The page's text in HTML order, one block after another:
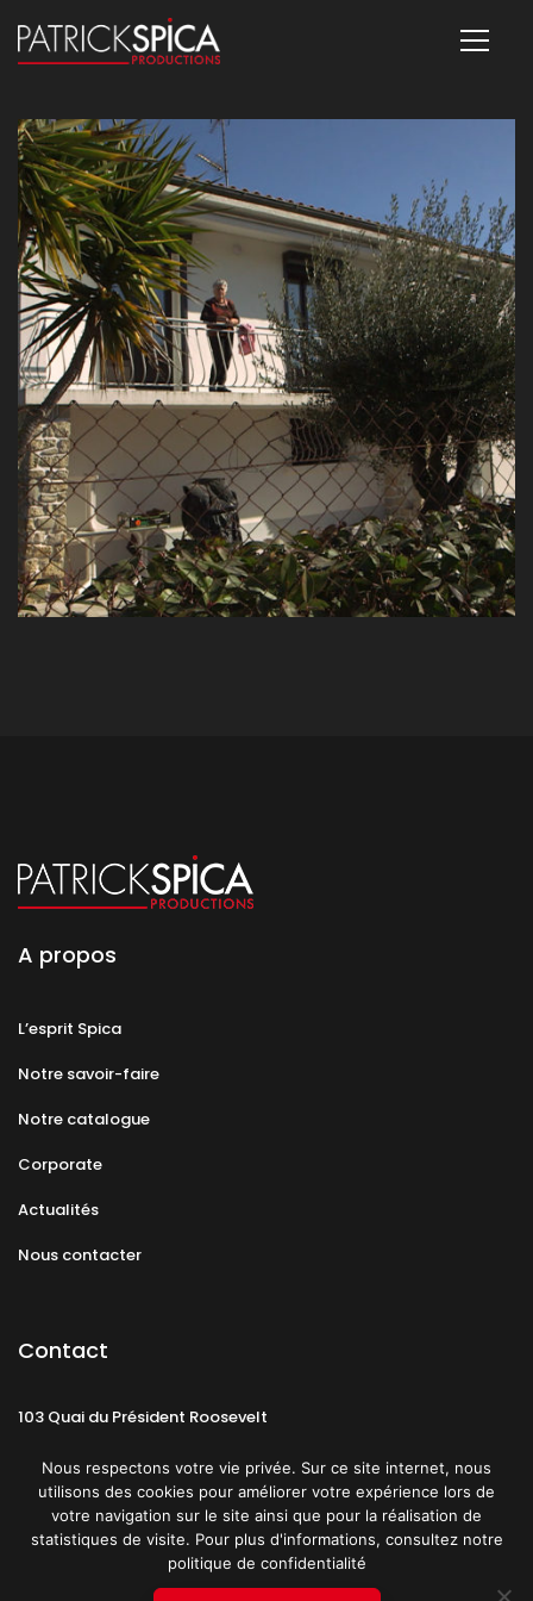
A propos
L’esprit Spica
Notre savoir-faire
Notre catalogue
Corporate
Actualités
Nous contacter
Contact
103 Quai du Président Roosevelt
CGU Politique de confidentialité
Nous respectons votre vie privée. Sur ce site internet, nous
utilisons des cookies pour améliorer votre expérience lors de
votre navigation sur le site ainsi que pour la réalisation de
statistiques de visite. Pour plus d'informations, consultez notre
politique de confidentialité